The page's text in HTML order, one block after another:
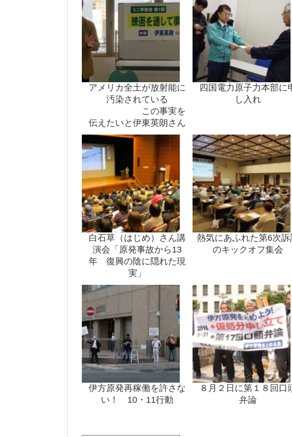
アメリカ全土が放射能に
汚染されている
この事実を
伝えたいと伊東英朗さん
四国電力原子力本部に
し入れ
白石草（はじめ）さん講
演会「原発事故から13
年 復興の陰に隠れた現
実」
熱気にあふれた第6次訴
のキックオフ集会
伊方原発再稼働を許さな
い！ 10・11行動
８月２日に第１８回口
弁論